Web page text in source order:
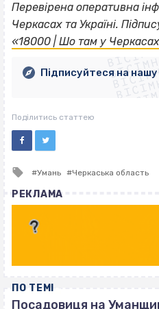
Перевірена оперативна
Черкасах та Україні.
«18000 | Шо там у
Підписуйтеся на
Поділитись статтею
Tagged
Умань Черкаська область
РЕКЛАМА
ПО ТЕМІ
Посадовиця на